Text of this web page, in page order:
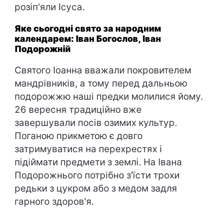
розіп'яли Ісуса.
Яке сьогодні свято за народним
календарем: Іван Богослов, Іван
Подорожній
Святого Іоанна вважали покровителем
мандрівників, а тому перед дальньою
подорожжю наші предки молилися йому.
26 вересня традиційно вже
завершували посів озимих культур.
Поганою прикметою є довго
затримуватися на перехрестях і
підіймати предмети з землі. На Івана
Подорожнього потрібно з'їсти трохи
редьки з цукром або з медом задля
гарного здоров'я.